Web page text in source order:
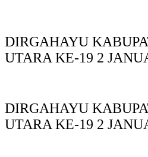
DIRGAHAYU
UTARA KE-19 2
DIRGAHAYU
UTARA KE-19 2